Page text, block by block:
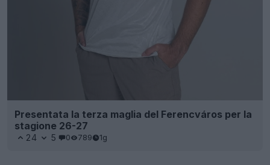
Presentata la terza maglia del Ferencváros per la
stagione 26-27
24 5 0 789 1g